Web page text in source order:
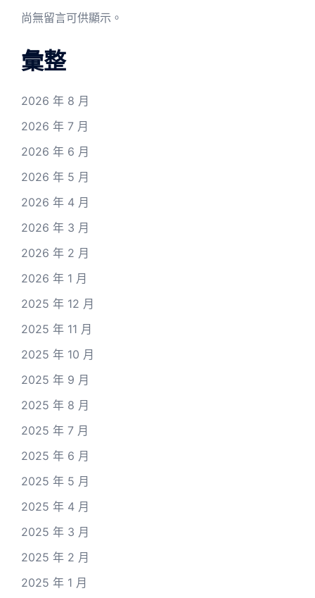
尚無留言可供顯示。
彙整
2026 年 8 月
2026 年 7 月
2026 年 6 月
2026 年 5 月
2026 年 4 月
2026 年 3 月
2026 年 2 月
2026 年 1 月
2025 年 12 月
2025 年 11 月
2025 年 10 月
2025 年 9 月
2025 年 8 月
2025 年 7 月
2025 年 6 月
2025 年 5 月
2025 年 4 月
2025 年 3 月
2025 年 2 月
2025 年 1 月